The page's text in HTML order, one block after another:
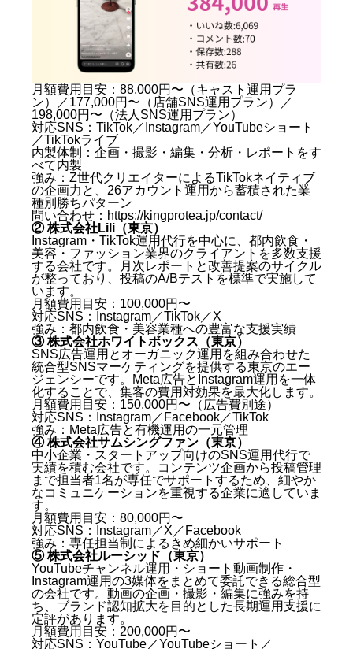
月額費用目安：88,000円〜（キャスト運用プラ
ン）／177,000円〜（店舗SNS運用プラン）／
198,000円〜（法人SNS運用プラン）
対応SNS：TikTok／Instagram／YouTubeショート
／TikTokライブ
内製体制：企画・撮影・編集・分析・レポートをす
べて内製
強み：Z世代クリエイターによるTikTokネイティブ
の企画力と、26アカウント運用から蓄積された業
種別勝ちパターン
問い合わせ：https://kingprotea.jp/contact/
② 株式会社Lili（東京）
Instagram・TikTok運用代行を中心に、都内飲食・
美容・ファッション業界のクライアントを多数支援
する会社です。月次レポートと改善提案のサイクル
が整っており、投稿のA/Bテストを標準で実施して
います。
月額費用目安：100,000円〜
対応SNS：Instagram／TikTok／X
強み：都内飲食・美容業種への豊富な支援実績
③ 株式会社ホワイトボックス（東京）
SNS広告運用とオーガニック運用を組み合わせた
統合型SNSマーケティングを提供する東京のエー
ジェンシーです。Meta広告とInstagram運用を一体
化することで、集客の費用対効果を最大化します。
月額費用目安：150,000円〜（広告費別途）
対応SNS：Instagram／Facebook／TikTok
強み：Meta広告と有機運用の一元管理
④ 株式会社サムシングファン（東京）
中小企業・スタートアップ向けのSNS運用代行で
実績を積む会社です。コンテンツ企画から投稿管理
まで担当者1名が専任でサポートするため、細やか
なコミュニケーションを重視する企業に適していま
す。
月額費用目安：80,000円〜
対応SNS：Instagram／X／Facebook
強み：専任担当制によるきめ細かいサポート
⑤ 株式会社ルーシッド（東京）
YouTubeチャンネル運用・ショート動画制作・
Instagram運用の3媒体をまとめて委託できる総合型
の会社です。動画の企画・撮影・編集に強みを持
ち、ブランド認知拡大を目的とした長期運用支援に
定評があります。
月額費用目安：200,000円〜
対応SNS：YouTube／YouTubeショート／